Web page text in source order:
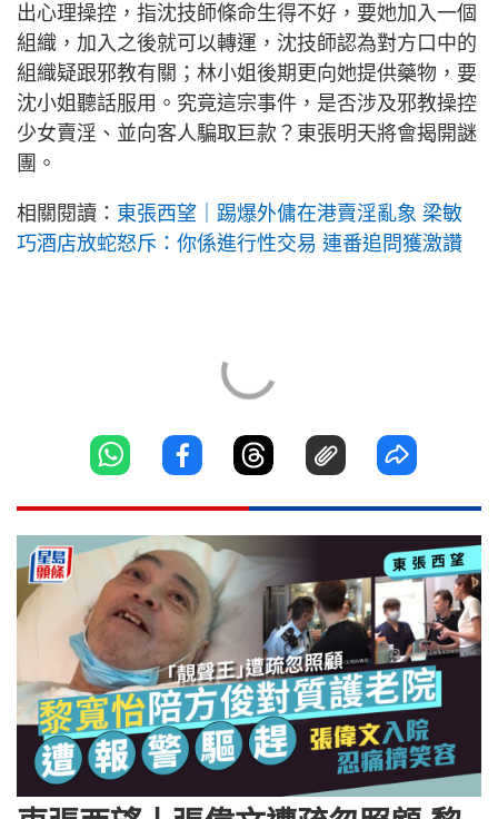
出心理操控，指沈技師條命生得不好，要她加入一個
組織，加入之後就可以轉運，沈技師認為對方口中的
組織疑跟邪教有關；林小姐後期更向她提供藥物，要
沈小姐聽話服用。究竟這宗事件，是否涉及邪教操控
少女賣淫、並向客人騙取巨款？東張明天將會揭開謎
團。
相關閱讀： 東張西望｜踢爆外傭在港賣淫亂象 梁敏
巧酒店放蛇怒斥：你係進行性交易 連番追問獲激讚